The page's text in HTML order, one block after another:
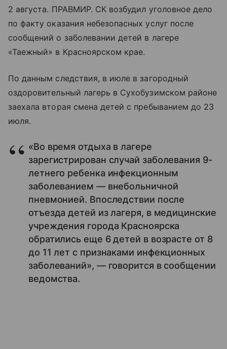
2 августа. ПРАВМИР. СК возбудил уголовное дело
по факту оказания небезопасных услуг после
сообщений о заболевании детей в лагере
«Таежный» в Красноярском крае.
По данным следствия, в июле в загородный
оздоровительный лагерь в Сухобузимском районе
заехала вторая смена детей с пребыванием до 23
июля.
«Во время отдыха в лагере
зарегистрирован случай заболевания 9-
летнего ребенка инфекционным
заболеванием — внебольничной
пневмонией. Впоследствии после
отъезда детей из лагеря, в медицинские
учреждения города Красноярска
обратились еще 6 детей в возрасте от 8
до 11 лет с признаками инфекционных
заболеваний», — говорится в сообщении
ведомства.